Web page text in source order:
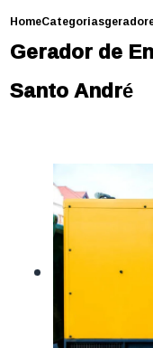
HomeCategorias
Gerador de
Santo André